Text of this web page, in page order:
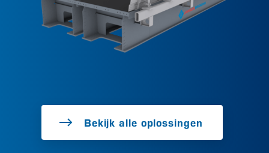
Bekijk alle oplossingen